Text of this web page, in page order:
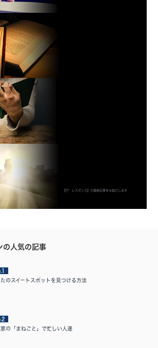
【ザ・レスポンス】の最新記事をお届けします
の人気の記事
たのスイートスポットを見つける方法
の「まねごと」で忙しい人達